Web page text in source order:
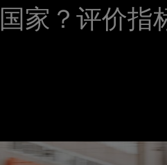
家？评价指